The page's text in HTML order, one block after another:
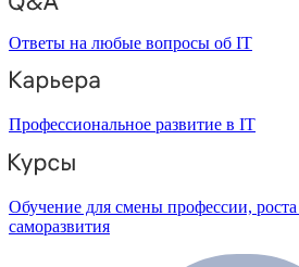
Ответы на любые вопросы об IT
Профессиональное развитие в IT
Обучение для смены профессии, роста
саморазвития